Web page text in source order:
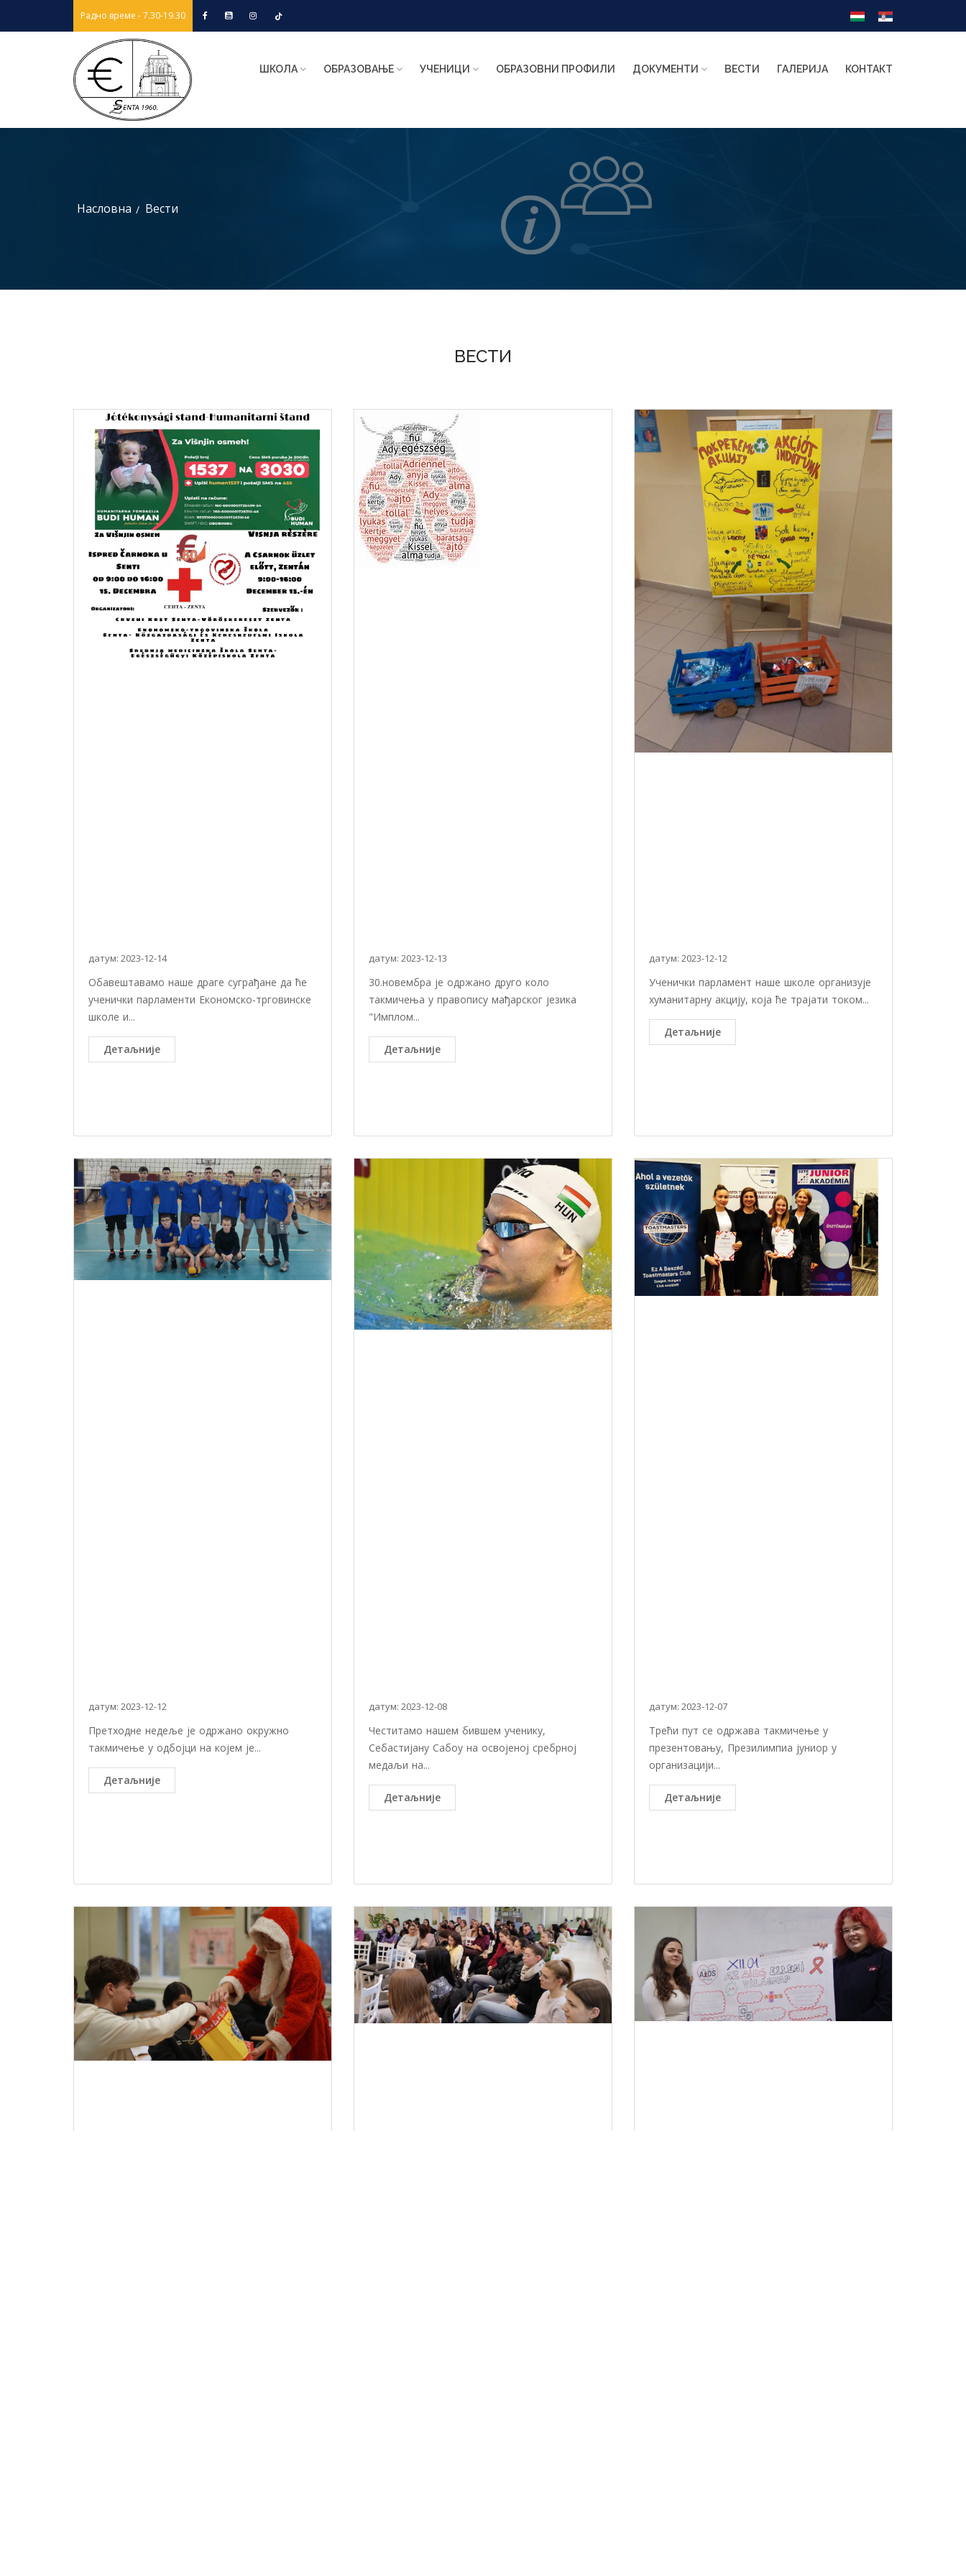
Радно време - 7.30-19.30
ШКОЛА ОБРАЗОВАЊЕ УЧЕНИЦИ ОБРАЗОВНИ ПРОФИЛИ ДОКУМЕНТИ ВЕСТИ ГАЛЕРИЈА КОНТАКТ
Насловна Вести
ВЕСТИ
датум: 2023-12-14
Обавештавамо наше драге суграђане да ће
ученички парламенти Економско-трговинске
школе и...
Детаљније
датум: 2023-12-13
30.новембра је одржано друго коло
такмичења у правопису мађарског језика
"Имплом...
Детаљније
датум: 2023-12-12
Ученички парламент наше школе организује
хуманитарну акцију, која ће трајати током...
Детаљније
датум: 2023-12-12
Претходне недеље је одржано окружно
такмичење у одбојци на којем је...
Детаљније
датум: 2023-12-08
Честитамо нашем бившем ученику,
Себастијану Сабоу на освојеној сребрној
медаљи на...
Детаљније
датум: 2023-12-07
Трећи пут се одржава такмичење у
презентовању, Презилимпиа јуниор у
организацији...
Детаљније